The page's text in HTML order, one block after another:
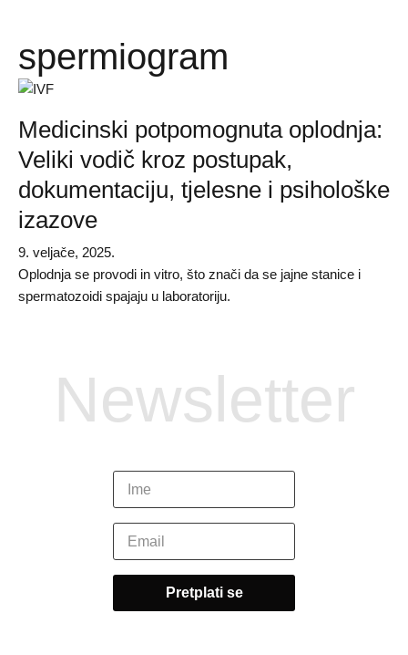
spermiogram
Medicinski potpomognuta oplodnja:
Veliki vodič kroz postupak,
dokumentaciju, tjelesne i psihološke
izazove
9. veljače, 2025.
Oplodnja se provodi in vitro, što znači da se jajne stanice i
spermatozoidi spajaju u laboratoriju.
Newsletter